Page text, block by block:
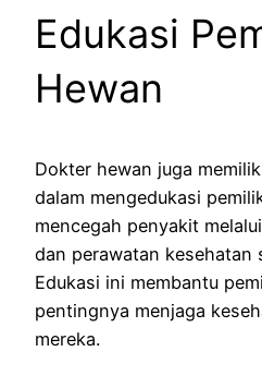
Edukasi
Hewan
Dokter hewan juga
dalam mengedukasi
mencegah penyakit
dan perawatan kesehatan
Edukasi ini membantu
pentingnya menjaga
mereka.